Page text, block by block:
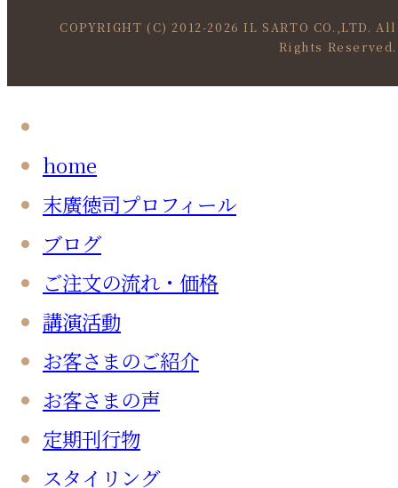
COPYRIGHT (C) 2012-2026 IL SARTO CO.,LTD. All
Rights Reserved.
home
末廣徳司プロフィール
ブログ
ご注文の流れ・価格
講演活動
お客さまのご紹介
お客さまの声
定期刊行物
スタイリング